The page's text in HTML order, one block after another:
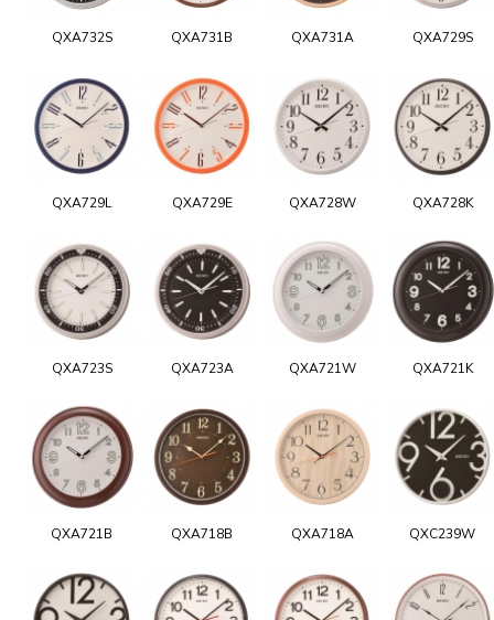
QXA732S QXA731B QXA731A QXA729S
QXA729L QXA729E QXA728W QXA728K
QXA723S QXA723A QXA721W QXA721K
QXA721B QXA718B QXA718A QXC239W